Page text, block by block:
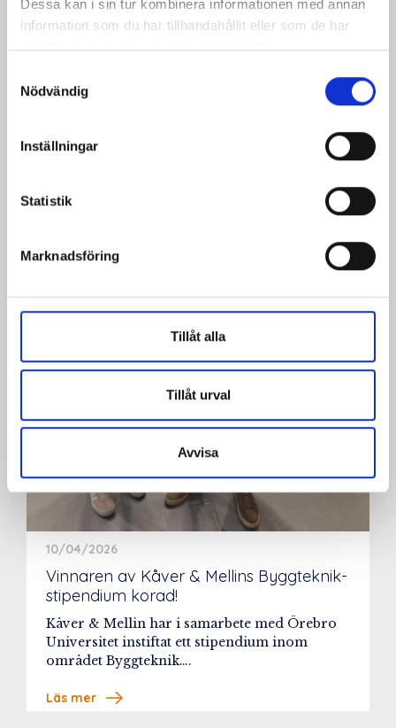
Dessa kan i sin tur kombinera informationen med annan
information som du har tillhandahållit eller som de har
samlat in när du har använt deras tjänster.
Nödvändig
Inställningar
Statistik
Marknadsföring
Tillåt alla
Tillåt urval
Avvisa
Hinkul till teamet….
10/04/2026
Vinnaren av Kåver & Mellins Byggteknik-
stipendium korad!
Kåver & Mellin har i samarbete med Örebro
Universitet instiftat ett stipendium inom
området Byggteknik….
Läs mer